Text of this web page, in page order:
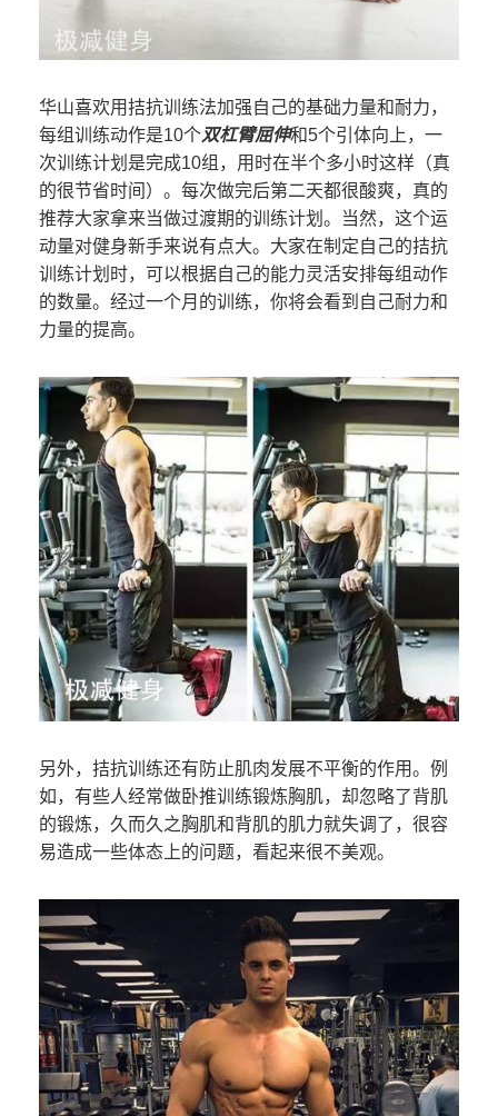
华山喜欢用拮抗训练法加强自己的基础力量和耐力，
每组训练动作是10个双杠臂屈伸和5个引体向上，一
次训练计划是完成10组，用时在半个多小时这样（真
的很节省时间）。每次做完后第二天都很酸爽，真的
推荐大家拿来当做过渡期的训练计划。当然，这个运
动量对健身新手来说有点大。大家在制定自己的拮抗
训练计划时，可以根据自己的能力灵活安排每组动作
的数量。经过一个月的训练，你将会看到自己耐力和
力量的提高。
另外，拮抗训练还有防止肌肉发展不平衡的作用。例
如，有些人经常做卧推训练锻炼胸肌，却忽略了背肌
的锻炼，久而久之胸肌和背肌的肌力就失调了，很容
易造成一些体态上的问题，看起来很不美观。